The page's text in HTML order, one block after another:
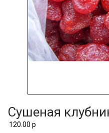
Сушеная
120.00 р